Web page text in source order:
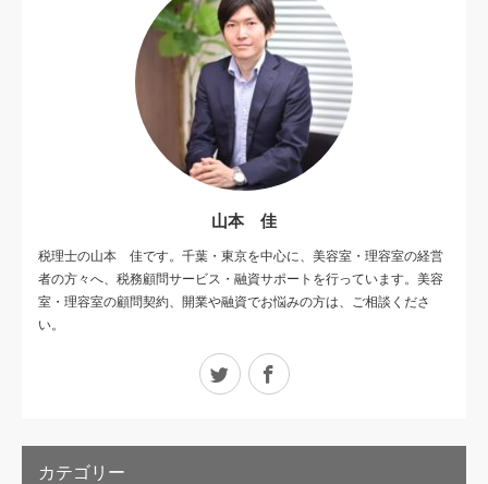
山本 佳
税理士の山本 佳です。千葉・東京を中心に、美容室・理容室の経営
者の方々へ、税務顧問サービス・融資サポートを行っています。美容
室・理容室の顧問契約、開業や融資でお悩みの方は、ご相談くださ
い。
Twitter Facebook
カテゴリー